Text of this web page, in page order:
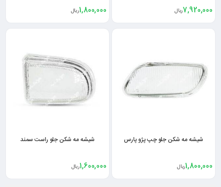
7,920,000ریال 1,800,000ریال
شیشه مه شکن جلو چپ پژو پارس
1,800,000ریال
شیشه مه شکن جلو راست سمند
1,600,000ریال